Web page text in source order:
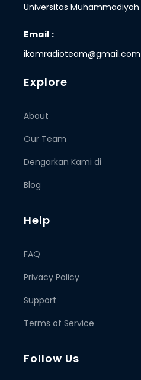
Universitas
Email :
ikomradioteam@gmail.com
Explore
About
Our Team
Dengarkan Kami di
Blog
Help
FAQ
Privacy Policy
Support
Terms of Service
Follow Us